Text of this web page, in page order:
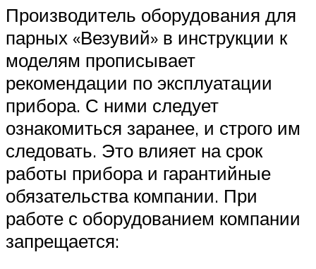
Производитель оборудования для
парных «Везувий» в инструкции к
моделям прописывает
рекомендации по эксплуатации
прибора. С ними следует
ознакомиться заранее, и строго им
следовать. Это влияет на срок
работы прибора и гарантийные
обязательства компании. При
работе с оборудованием компании
запрещается: